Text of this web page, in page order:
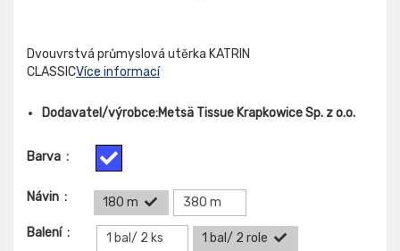
Dvouvrstvá průmyslová utěrka KATRIN
CLASSICVíce informací
Dodavatel/výrobce:Metsä Tissue Krapkowice Sp. z o.o.
Barva :
Návin : 180 m
380 m
Balení : 1 bal/ 2 ks 1 bal/ 2 role